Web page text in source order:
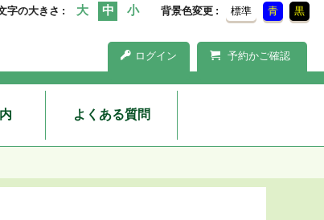
字の大きさ 背景色変更 標準 青 黒
ログイン 予約かご確認
よくある質問